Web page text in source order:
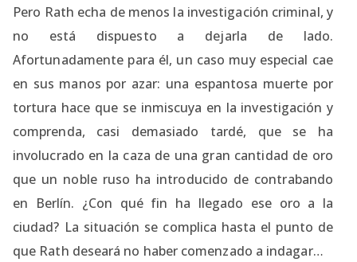
Pero Rath echa de menos la investigación criminal, y
no está dispuesto a dejarla de lado.
Afortunadamente para él, un caso muy especial cae
en sus manos por azar: una espantosa muerte por
tortura hace que se inmiscuya en la investigación y
comprenda, casi demasiado tardé, que se ha
involucrado en la caza de una gran cantidad de oro
que un noble ruso ha introducido de contrabando
en Berlín. ¿Con qué fin ha llegado ese oro a la
ciudad? La situación se complica hasta el punto de
que Rath deseará no haber comenzado a indagar…